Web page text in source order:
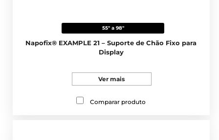
55" a 98"
Napofix® EXAMPLE 21 – Suporte de Chão Fixo para
Display
Ver mais
Comparar produto